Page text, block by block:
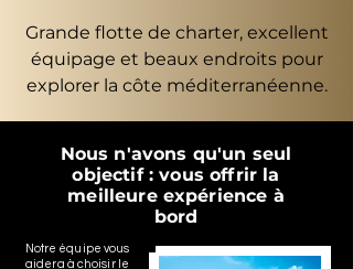
Grande flotte de charter, excellent
équipage et beaux endroits pour
explorer la côte méditerranéenne.
Nous n'avons qu'un seul
objectif : vous offrir la
meilleure expérience à
bord
Notre équipe vous
aidera à choisir le